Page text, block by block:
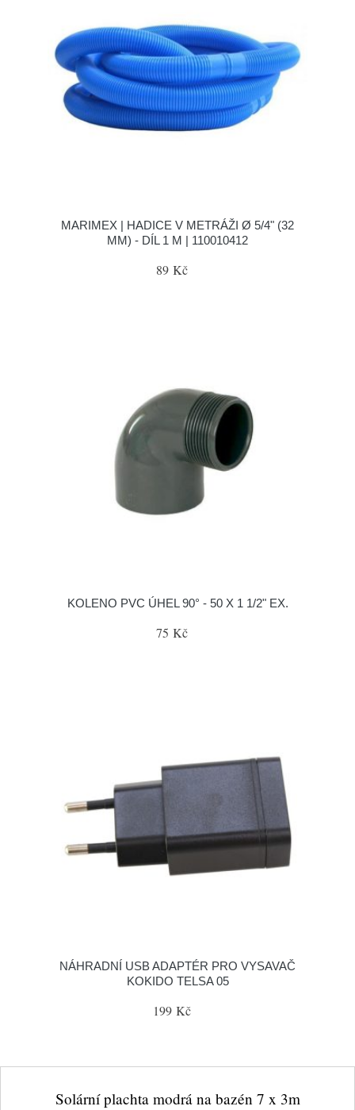
MARIMEX | HADICE V METRÁŽI Ø 5/4" (32
MM) - DÍL 1 M | 110010412
89 Kč
KOLENO PVC ÚHEL 90° - 50 X 1 1/2" EX.
75 Kč
NÁHRADNÍ USB ADAPTÉR PRO VYSAVAČ
KOKIDO TELSA 05
199 Kč
Solární plachta modrá na bazén 7 x 3m